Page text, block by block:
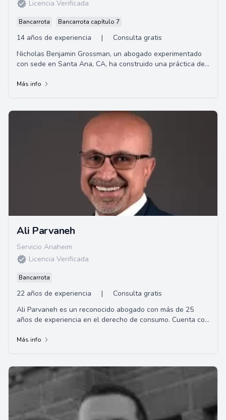
Licencia Verificada
Bancarrota Bancarrota capítulo 7
14 años de experiencia |
Consulta gratis
Nicholas Benjamin Grossman, un abogado experimentado
con sede en Santa Ana, CA, ha construido una práctica de
Más info
Ali Parvaneh
Servicio Anaheim
Licencia Verificada
Bancarrota
22 años de experiencia |
Consulta gratis
Ali Parvaneh es un reconocido abogado con más de 25
años de experiencia en el derecho de consumo. Cuenta con
Más info